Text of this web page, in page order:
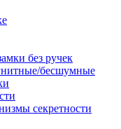
без ручек
бесшумные
секретности